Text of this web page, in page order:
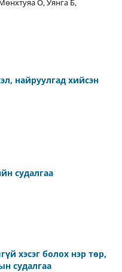
О, Уянга Б,
найруулгад хийсэн
судалгаа
хэсэг болох нэр төр,
судалгаа